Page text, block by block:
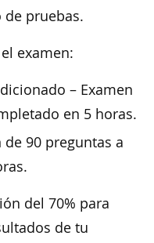
pruebas.
examen:
– Examen
en 5 horas.
de 90 preguntas a
del 70% para
de tu